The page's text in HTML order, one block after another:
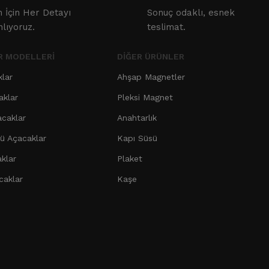
İçin Her Detayı
Sonuç odaklı, esnek
teslimat.
MODELLERI
Açacaklar
DIĞER ÜRÜNLER
Ahşap Magnetler
Pleksi Magnet
Anahtarlık
Kapı Süsü
Plaket
Kaşe